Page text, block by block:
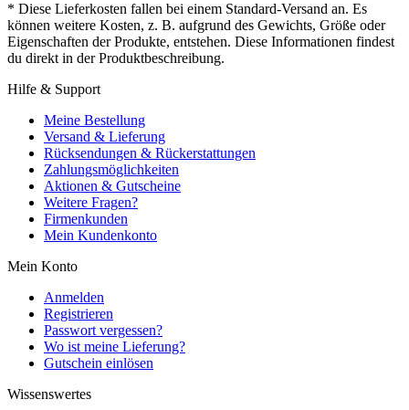
* Diese Lieferkosten fallen bei einem Standard-Versand an. Es
können weitere Kosten, z. B. aufgrund des Gewichts, Größe oder
Eigenschaften der Produkte, entstehen. Diese Informationen findest
du direkt in der Produktbeschreibung.
Hilfe & Support
Meine Bestellung
Versand & Lieferung
Rücksendungen & Rückerstattungen
Zahlungsmöglichkeiten
Aktionen & Gutscheine
Weitere Fragen?
Firmenkunden
Mein Kundenkonto
Mein Konto
Anmelden
Registrieren
Passwort vergessen?
Wo ist meine Lieferung?
Gutschein einlösen
Wissenswertes